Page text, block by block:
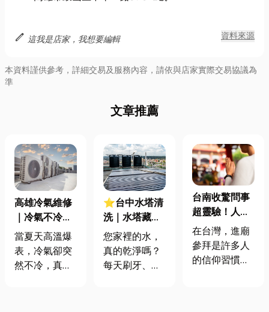
edit 這我是店家，我想要編輯 資料來源
本資料謹供參考，詳細交易及服務內容，請依與店家實際交易協議為
準
文章推薦
高雄冷氣維修
｜冷氣不冷怎
麼辦？專業保
養維修指南
當夏天高溫爆
表，冷氣卻突
然不冷，真的
⭐台中水塔清
洗｜水塔藏汙
納垢，水質比
馬桶還髒？清
洗頻率、必要
您家裡的水，
真的乾淨嗎？
每天刷牙、洗
台南收驚問事
超靈驗！人生
遇到難題需要
明燈？什麼情
況需要收驚?入
在台灣，進廟
參拜是許多人
的信仰習慣。